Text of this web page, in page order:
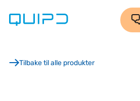
Tilbake til alle produkter